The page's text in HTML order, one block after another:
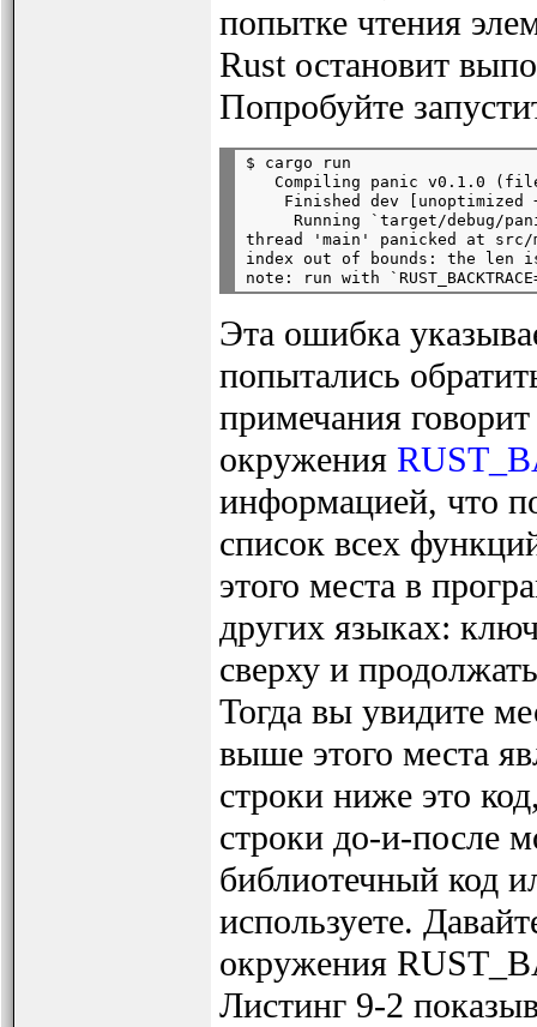
попытке чтения
Rust остановит
Попробуйте
$ cargo run
Compiling panic v0.1.0
Finished dev [unoptimized
Running `target/debug/
thread 'main' panicked at
index out of bounds: the len
Эта ошибка
попытались
примечания
окружения
информацией, что
список всех
этого места в
других языках:
сверху и
Тогда вы увидите
выше этого места
строки ниже это
строки до-и-после
библиотечный код
используете.
окружения
Листинг 9-2